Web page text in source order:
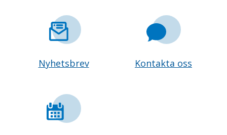
Nyhetsbrev Kontakta oss